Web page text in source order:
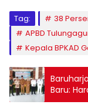
Tag:
38
APBD
Kepala BPKAD
Baru:
Lebih